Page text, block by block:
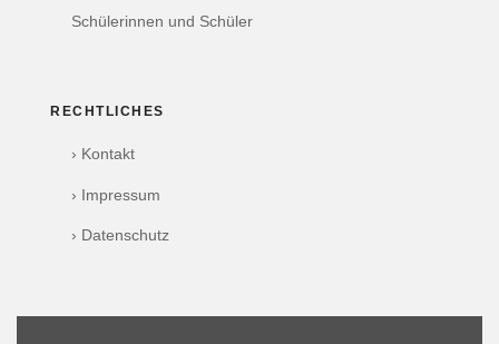
Schülerinnen und Schüler
RECHTLICHES
› Kontakt
› Impressum
› Datenschutz